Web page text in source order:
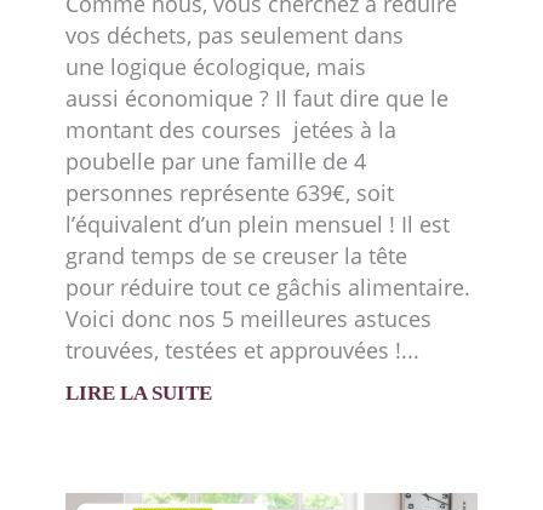
vos déchets, pas seulement dans
une logique écologique, mais
aussi économique ? Il faut dire que le
montant des courses jetées à la
poubelle par une famille de 4
personnes représente 639€, soit
l’équivalent d’un plein mensuel ! Il est
grand temps de se creuser la tête
pour réduire tout ce gâchis alimentaire.
Voici donc nos 5 meilleures astuces
trouvées, testées et approuvées !
LIRE LA SUITE